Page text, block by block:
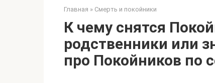
Главная » Смерть и покойники
К чему снятся
родственники или
про Покойников по